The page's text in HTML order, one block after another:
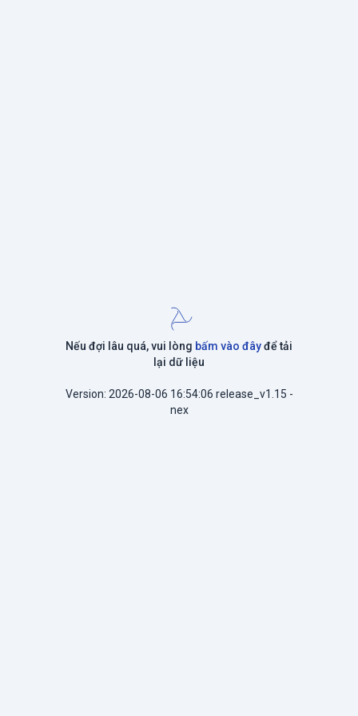
Nếu đợi lâu quá, vui lòng bấm vào đâyđể tải
lại dữ liệu
Version: 2026-08-06 16:54:06 release_v1.15 -
nex